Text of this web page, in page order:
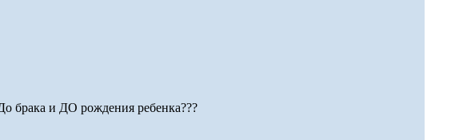
брака и ДО рождения ребенка???